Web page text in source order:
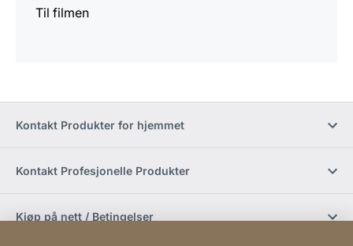
Til filmen
Kontakt Produkter for hjemmet
Kontakt Profesjonelle Produkter
Kjøp på nett / Betingelser